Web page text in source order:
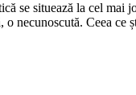
se situează la cel
necunoscută. Ceea